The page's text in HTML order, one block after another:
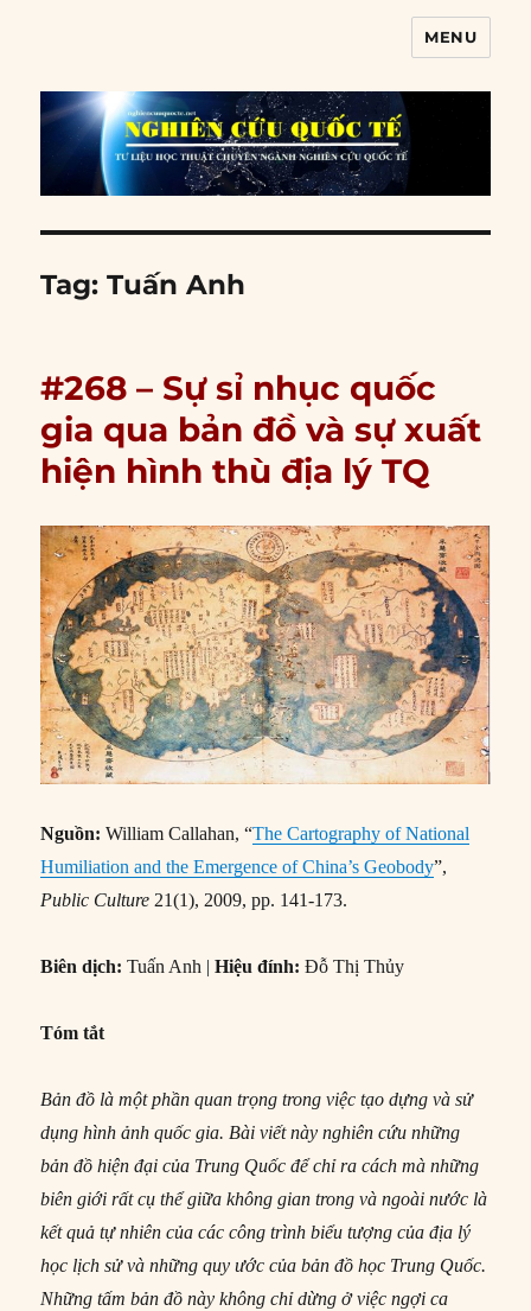
MENU
Tag:Tuấn Anh
#268 – Sự sỉ nhục quốc
gia qua bản đồ và sự xuất
hiện hình thù địa lý TQ
Nguồn:William Callahan, “The Cartography of National
Humiliation and the Emergence of China’s Geobody”,
Public Culture 21(1), 2009, pp. 141-173.
Biên dịch: Tuấn Anh |Hiệu đính: Đỗ Thị Thủy
Tóm tắt
Bản đồ là một phần quan trọng trong việc tạo dựng và sử
dụng hình ảnh quốc gia. Bài viết này nghiên cứu những
bản đồ hiện đại của Trung Quốc để chỉ ra cách mà những
biên giới rất cụ thể giữa không gian trong và ngoài nước là
kết quả tự nhiên của các công trình biểu tượng của địa lý
học lịch sử và những quy ước của bản đồ học Trung Quốc.
Những tấm bản đồ này không chỉ dừng ở việc ngợi ca